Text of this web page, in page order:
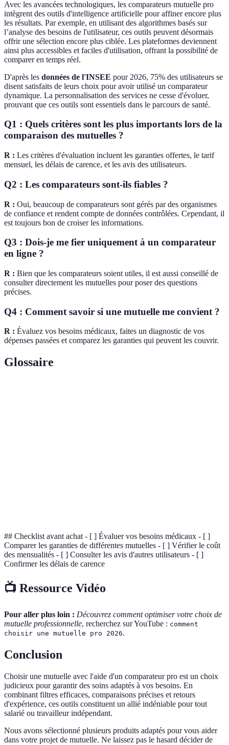
Avec les avancées technologiques, les comparateurs mutuelle pro
intègrent des outils d'intelligence artificielle pour affiner encore plus
les résultats. Par exemple, en utilisant des algorithmes basés sur
l’analyse des besoins de l'utilisateur, ces outils peuvent désormais
offrir une sélection encore plus ciblée. Les plateformes deviennent
ainsi plus accessibles et faciles d'utilisation, offrant la possibilité de
comparer en temps réel.
D'après les données de l'INSEE pour 2026, 75% des utilisateurs se
disent satisfaits de leurs choix pour avoir utilisé un comparateur
dynamique. La personnalisation des services ne cesse d'évoluer,
prouvant que ces outils sont essentiels dans le parcours de santé.
Q1 : Quels critères sont les plus importants lors de la
comparaison des mutuelles ?
R : Les critères d'évaluation incluent les garanties offertes, le tarif
mensuel, les délais de carence, et les avis des utilisateurs.
Q2 : Les comparateurs sont-ils fiables ?
R : Oui, beaucoup de comparateurs sont gérés par des organismes
de confiance et rendent compte de données contrôlées. Cependant, il
est toujours bon de croiser les informations.
Q3 : Dois-je me fier uniquement à un comparateur
en ligne ?
R : Bien que les comparateurs soient utiles, il est aussi conseillé de
consulter directement les mutuelles pour poser des questions
précises.
Q4 : Comment savoir si une mutuelle me convient ?
R : Évaluez vos besoins médicaux, faites un diagnostic de vos
dépenses passées et comparez les garanties qui peuvent les couvrir.
Glossaire
## Checklist avant achat - [ ] Évaluer vos besoins médicaux - [ ]
Comparer les garanties de différentes mutuelles - [ ] Vérifier le coût
des mensualités - [ ] Consulter les avis d'autres utilisateurs - [ ]
Confirmer les délais de carence
📺 Ressource Vidéo
Pour aller plus loin : Découvrez comment optimiser votre choix de
mutuelle professionnelle, recherchez sur YouTube : comment
choisir une mutuelle pro 2026.
Conclusion
Choisir une mutuelle avec l'aide d'un comparateur pro est un choix
judicieux pour garantir des soins adaptés à vos besoins. En
combinant filtres efficaces, comparaisons précises et retours
d'expérience, ces outils constituent un allié indéniable pour tout
salarié ou travailleur indépendant.
Nous avons sélectionné plusieurs produits adaptés pour vous aider
dans votre projet de mutuelle. Ne laissez pas le hasard décider de